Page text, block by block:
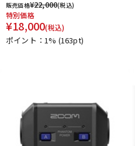
販売価格¥22,000(税込)
特別価格
¥18,000(税込)
ポイント：1% (163pt)